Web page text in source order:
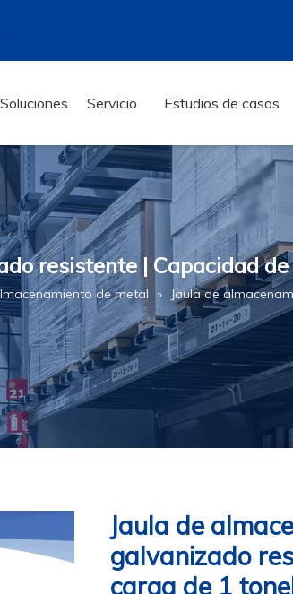
Soluciones Servicio Estudios de casos
resistente | Capacidad
de metal »
Jaula de
Jaula de
galvanizado
carga de 1